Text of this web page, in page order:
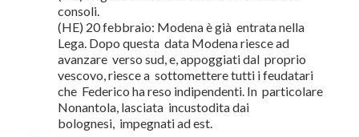
consoli.
(HE) 20 febbraio: Modena è già entrata nella
Lega. Dopo questa data Modena riesce ad
avanzare verso sud, e, appoggiati dal proprio
vescovo, riesce a sottomettere tutti i feudatari
che Federico ha reso indipendenti. In particolare
Nonantola, lasciata incustodita dai
bolognesi, impegnati ad est.